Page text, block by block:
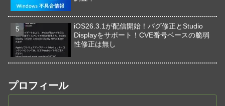
iOS26.3.1が配信開始！バグ修正とStudio
Displayをサポート！CVE番号ベースの脆弱
性修正は無し
プロフィール